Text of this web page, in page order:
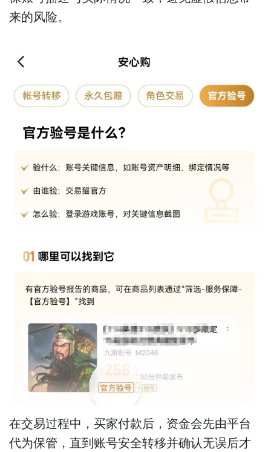
来的风险。
在交易过程中，买家付款后，资金会先由平台
代为保管，直到账号安全转移并确认无误后才